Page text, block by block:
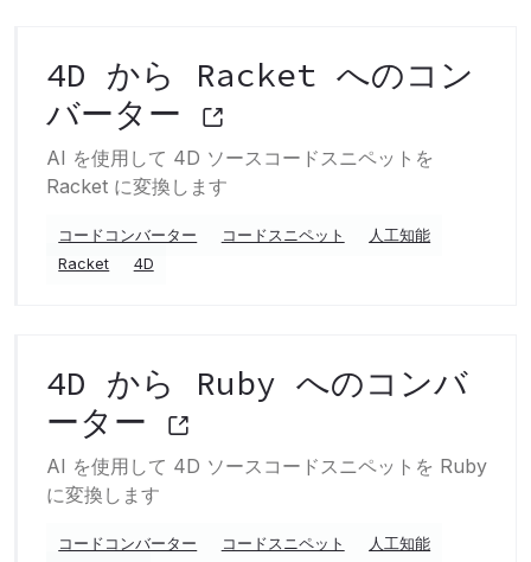
4D から Racket へのコン
バーター
AI を使用して 4D ソースコードスニペットを
Racket に変換します
コードコンバーター コードスニペット
人工知能
Racket
4D
4D から Ruby へのコンバ
ーター
AI を使用して 4D ソースコードスニペットを Ruby
に変換します
コードコンバーター コードスニペット
人工知能